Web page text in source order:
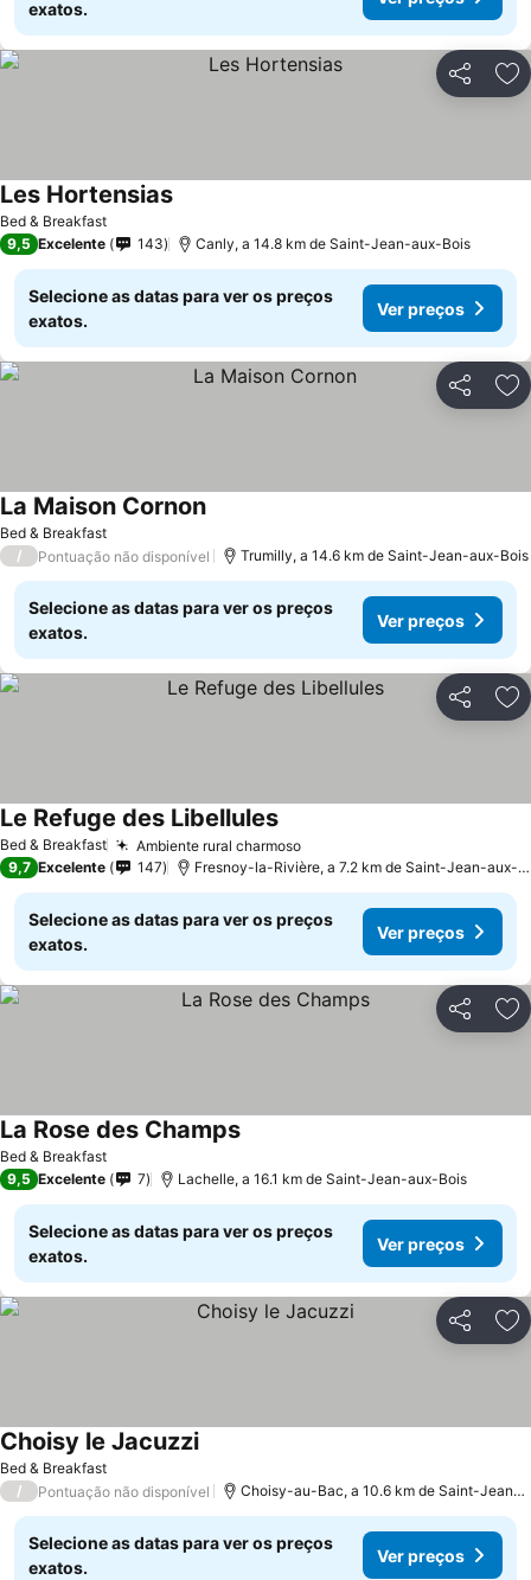
exatos.
Partilhar
Bed & Breakfast
Les HortensiasVer preços
9,5 Excelente 143 Canly, a 14.8 km de Saint-Jean-aux-Bois
Selecione as datas para ver os preços
exatos.
Ver preços
Partilhar
Bed & Breakfast
La Maison CornonVer preços
/ Pontuação não disponível Trumilly, a 14.6 km de Saint-Jean-aux-Bois
Selecione as datas para ver os preços
exatos.
Ver preços
Partilhar
Bed & Breakfast Ambiente rural charmosoVer preços
Le Refuge des LibellulesVer preços
9,7 Excelente 147 Fresnoy-la-Rivière, a 7.2 km de Saint-Jean-aux-
Selecione as datas para ver os preços
exatos.
Ver preços
Partilhar
Bed & Breakfast
La Rose des ChampsVer preços
9,5 Excelente 7 Lachelle, a 16.1 km de Saint-Jean-aux-Bois
Selecione as datas para ver os preços
exatos.
Ver preços
Partilhar
Bed & Breakfast
Choisy le JacuzziVer preços
/ Pontuação não disponível Choisy-au-Bac, a 10.6 km de Saint-Jean-
Selecione as datas para ver os preços
exatos.
Ver preços